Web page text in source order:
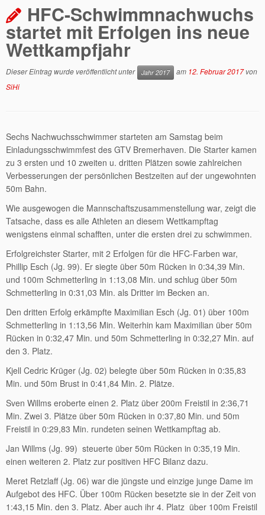
HFC-Schwimmnachwuchs
startet mit Erfolgen ins neue
Wettkampfjahr
Dieser Eintrag wurde veröffentlicht unter Jahr 2017 am 12. Februar 2017 von
SiHi
Sechs Nachwuchsschwimmer starteten am Samstag beim
Einladungsschwimmfest des GTV Bremerhaven. Die Starter kamen
zu 3 ersten und 10 zweiten u. dritten Plätzen sowie zahlreichen
Verbesserungen der persönlichen Bestzeiten auf der ungewohnten
50m Bahn.
Wie ausgewogen die Mannschaftszusammenstellung war, zeigt die
Tatsache, dass es alle Athleten an diesem Wettkampftag
wenigstens einmal schafften, unter die ersten drei zu schwimmen.
Erfolgreichster Starter, mit 2 Erfolgen für die HFC-Farben war,
Phillip Esch (Jg. 99). Er siegte über 50m Rücken in 0:34,39 Min.
und 100m Schmetterling in 1:13,08 Min. und schlug über 50m
Schmetterling in 0:31,03 Min. als Dritter im Becken an.
Den dritten Erfolg erkämpfte Maximilian Esch (Jg. 01) über 100m
Schmetterling in 1:13,56 Min. Weiterhin kam Maximilian über 50m
Rücken in 0:32,47 Min. und 50m Schmetterling in 0:32,27 Min. auf
den 3. Platz.
Kjell Cedric Krüger (Jg. 02) belegte über 50m Rücken in 0:35,83
Min. und 50m Brust in 0:41,84 Min. 2. Plätze.
Sven Willms eroberte einen 2. Platz über 200m Freistil in 2:36,71
Min. Zwei 3. Plätze über 50m Rücken in 0:37,80 Min. und 50m
Freistil in 0:29,83 Min. rundeten seinen Wettkampftag ab.
Jan Willms (Jg. 99) steuerte über 50m Rücken in 0:35,19 Min.
einen weiteren 2. Platz zur positiven HFC Bilanz dazu.
Meret Retzlaff (Jg. 06) war die jüngste und einzige junge Dame im
Aufgebot des HFC. Über 100m Rücken besetzte sie in der Zeit von
1:43,15 Min. den 3. Platz. Aber auch ihr 4. Platz über 100m Freistil